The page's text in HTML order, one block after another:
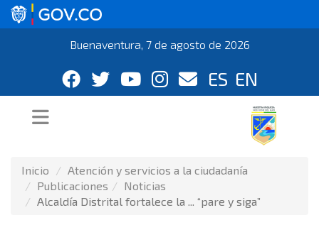
Buenaventura, 7 de agosto de 2026
ES EN
Inicio
Atención y servicios a la ciudadanía
Publicaciones
Noticias
Alcaldía Distrital fortalece la ... “pare y siga”